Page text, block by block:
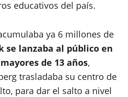
educativos del país.
ya 6 millones de
se lanzaba al público en
de 13 años,
trasladaba su centro de
para dar el salto a nivel